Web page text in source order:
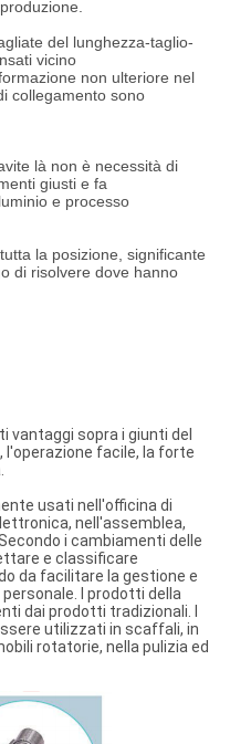
del lunghezza-taglio-
vicino
non ulteriore nel
collegamento sono
là non è necessità di
giusti e fa
e processo
la posizione, significante
di risolvere dove hanno
vantaggi sopra i giunti del
facile, la forte
usati nell'officina di
nell'assemblea,
i cambiamenti delle
e classificare
da facilitare la gestione e
I prodotti della
dai prodotti tradizionali. I
utilizzati in scaffali, in
rotatorie, nella pulizia ed